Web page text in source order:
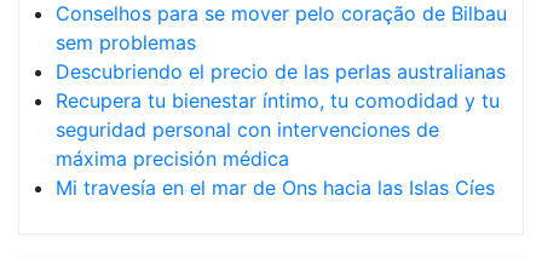
Conselhos para se mover pelo coração de Bilbau
sem problemas
Descubriendo el precio de las perlas australianas
Recupera tu bienestar íntimo, tu comodidad y tu
seguridad personal con intervenciones de
máxima precisión médica
Mi travesía en el mar de Ons hacia las Islas Cíes